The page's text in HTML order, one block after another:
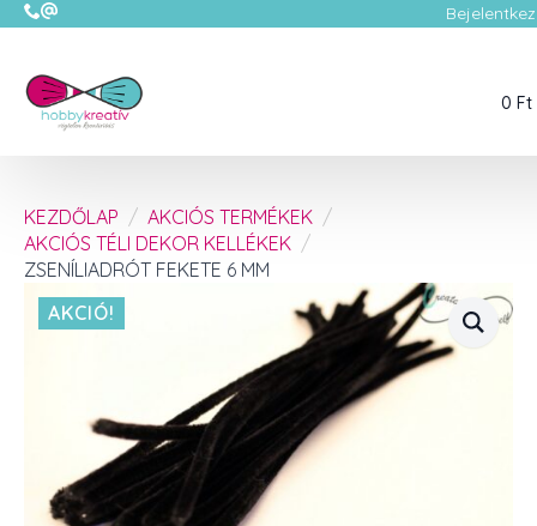
0 Ft
KEZDŐLAP
AKCIÓS TERMÉKEK
AKCIÓS TÉLI DEKOR KELLÉKEK
ZSENÍLIADRÓT FEKETE 6 MM
AKCIÓ!